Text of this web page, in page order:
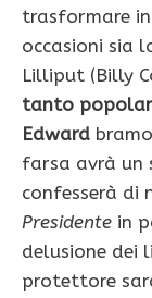
trasformare
occasioni sia
Lilliput (Billy
tanto
Edward
farsa avrà un
confesserà di
Presidente in
delusione dei
protettore